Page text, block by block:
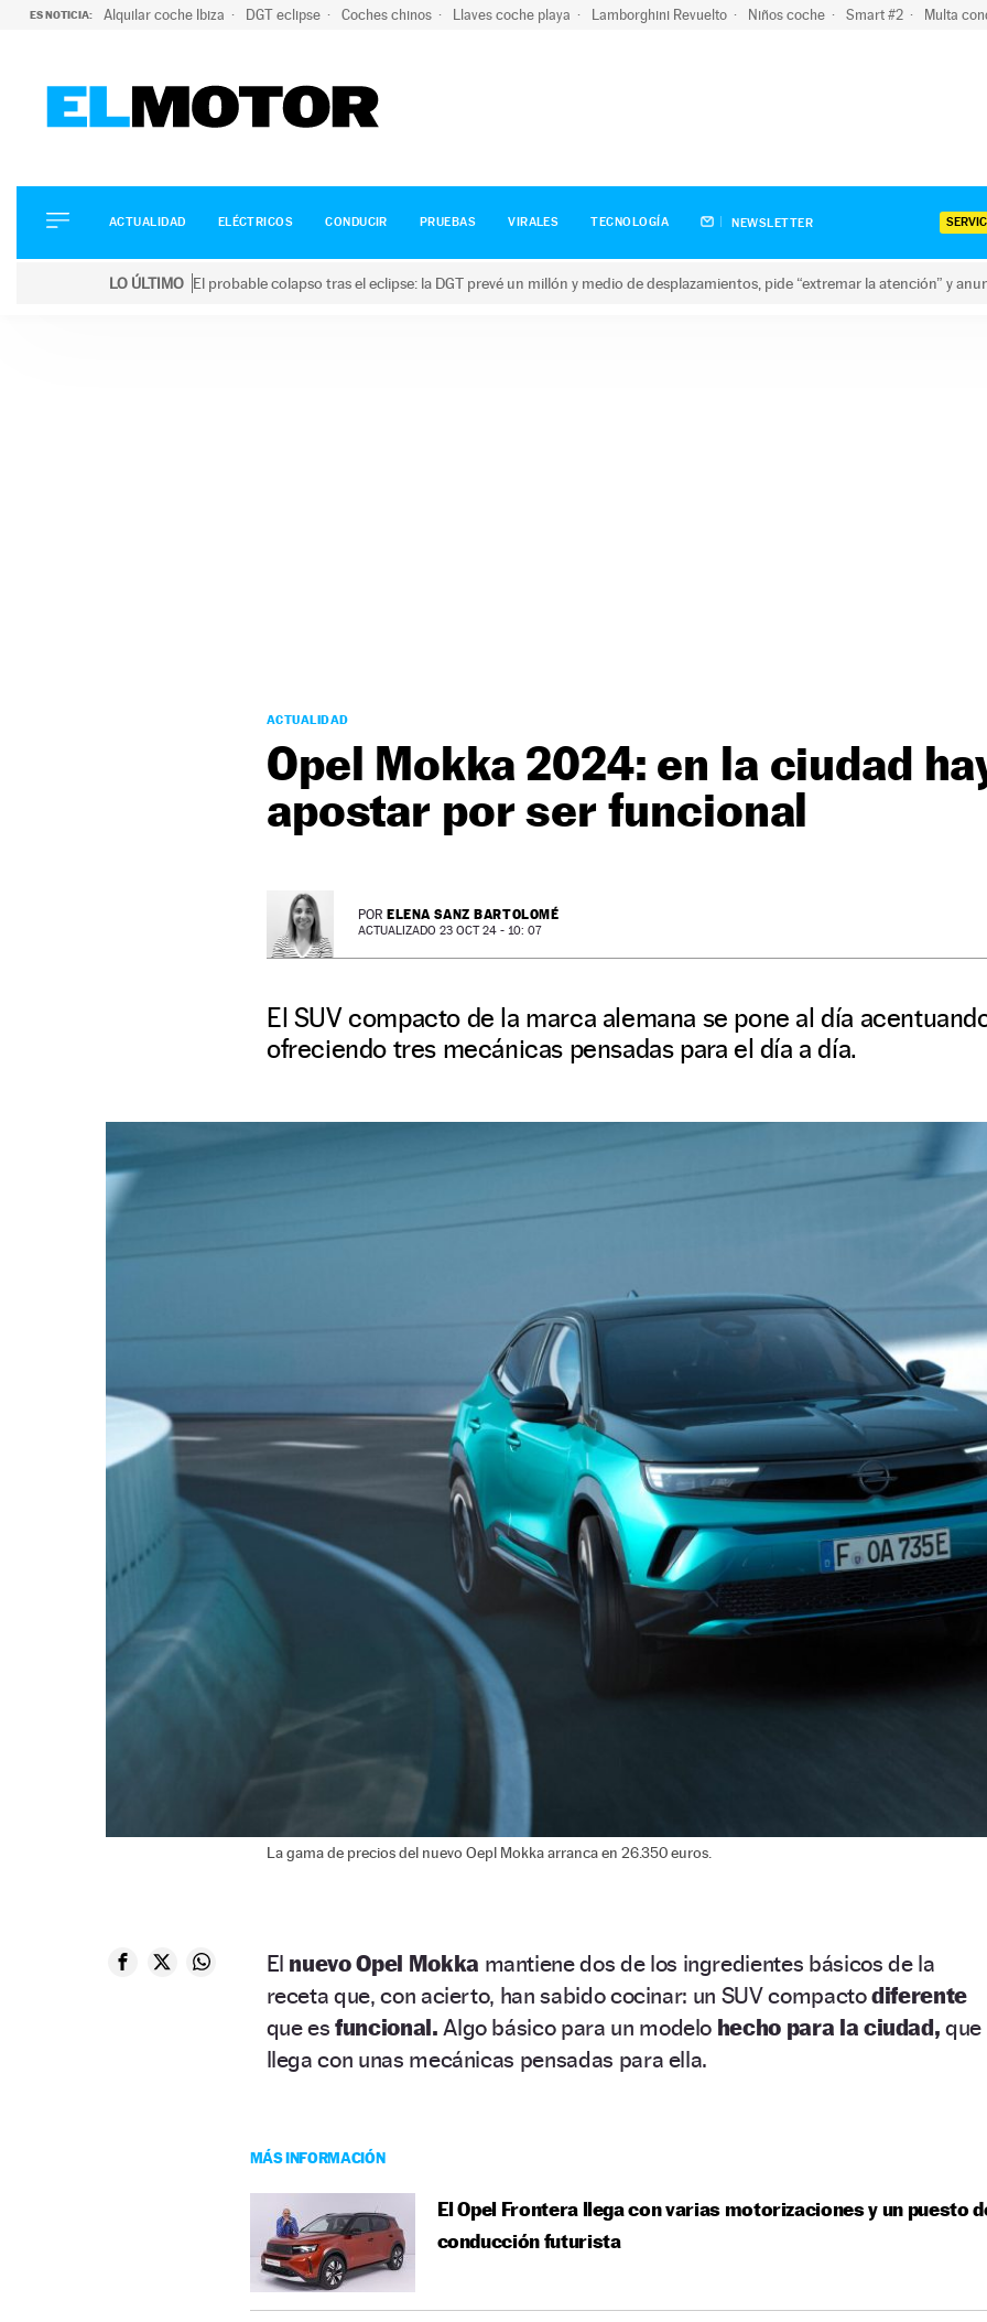
ES NOTICIA: Alquilar coche Ibiza DGT eclipse Coches chinos Llaves coche playa Lamborghini Revuelto Niños coche Smart #2 Multa
ELÉCTRICOS
CONDUCIR
ACTUALIDAD ELÉCTRICOS CONDUCIR PRUEBAS VIRALES TECNOLOGÍA NEWSLETTER
LO ÚLTIMO El probable colapso tras el eclipse: la DGT prevé un millón y medio de desplazamientos, pide “extremar la atención” y
ACTUALIDAD
Opel Mokka 2024: en la ciudad
apostar por ser funcional
POR ELENA SANZ BARTOLOMÉ
ACTUALIZADO 23 OCT 24 - 10: 07
El SUV compacto de la marca alemana se pone al día
ofreciendo tres mecánicas pensadas para el día a día.
La gama de precios del nuevo Oepl Mokka arranca en 26.350 euros.
El nuevo Opel Mokka mantiene dos de los ingredientes básicos de la
receta que, con acierto, han sabido cocinar: un SUV compactodiferente
que esfuncional. Algo básico para un modelo hecho para la ciudad, que
llega con unas mecánicas pensadas para ella.
MÁS INFORMACIÓN
El Opel Frontera llega con varias motorizaciones y un puesto
conducción futurista